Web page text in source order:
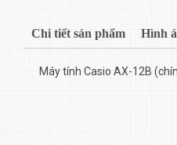
Chi tiết sản phẩm Hình
Máy tính Casio AX-12B